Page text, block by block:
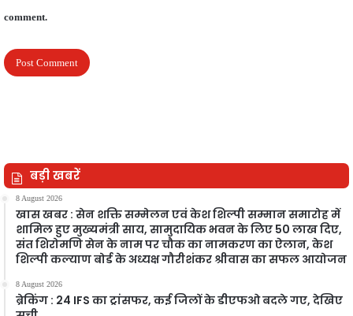
comment.
बड़ी खबरें
8 August 2026
खास खबर : सेन शक्ति सम्मेलन एवं केश शिल्पी सम्मान समारोह में
शामिल हुए मुख्यमंत्री साय, सामुदायिक भवन के लिए 50 लाख दिए,
संत शिरोमणि सेन के नाम पर चौक का नामकरण का ऐलान, केश
शिल्पी कल्याण बोर्ड के अध्यक्ष गौरीशंकर श्रीवास का सफल आयोजन
8 August 2026
ब्रेकिंग : 24 IFS का ट्रांसफर, कई जिलों के डीएफओ बदले गए, देखिए